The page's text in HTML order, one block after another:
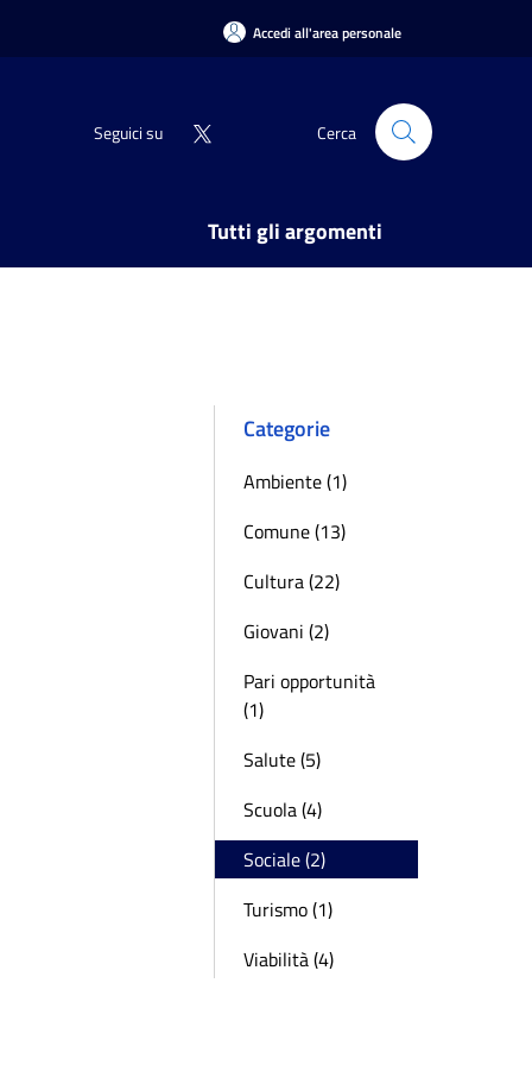
Accedi all'area personale
Seguici su Cerca
Tutti gli argomenti
Categorie
Ambiente (1)
Comune (13)
Cultura (22)
Giovani (2)
Pari opportunità
(1)
Salute (5)
Scuola (4)
Sociale (2)
Turismo (1)
Viabilità (4)